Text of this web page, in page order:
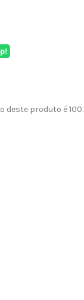
deste produto é 100.